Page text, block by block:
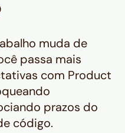
muda de
passa mais
com Product
prazos do
código.